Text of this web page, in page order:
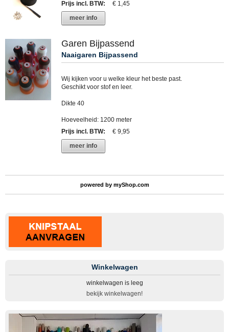
Prijs incl. BTW:
€ 1,45
meer info
Garen Bijpassend
Naaigaren Bijpassend
Wij kijken voor u welke kleur het beste past.
Geschikt voor stof en leer.
Dikte 40
Hoeveelheid: 1200 meter
Prijs incl. BTW:
€ 9,95
meer info
powered by myShop.com
Winkelwagen
winkelwagen is leeg
bekijk winkelwagen!